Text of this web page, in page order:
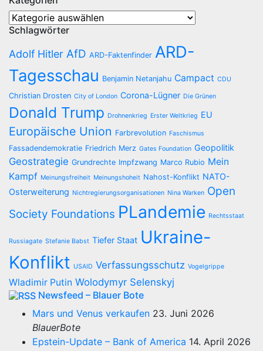
Kategorien
Schlagwörter
Adolf Hitler AfD ARD-Faktenfinder ARD-
Tagesschau Benjamin Netanjahu Campact CDU
Christian Drosten City of London Corona-Lügner Die Grünen
Donald Trump Drohnenkrieg Erster Weltkrieg EU
Europäische Union Farbrevolution Faschismus
Fassadendemokratie Friedrich Merz Gates Foundation Geopolitik
Geostrategie Grundrechte Impfzwang Marco Rubio Mein
Kampf Meinungsfreiheit Meinungshoheit Nahost-Konflikt NATO-
Osterweiterung Nichtregierungsorganisationen Nina Warken Open
Society Foundations PLandemie Rechtsstaat
Russiagate Stefanie Babst Tiefer Staat Ukraine-
Konflikt USAID Verfassungsschutz Vogelgrippe
Wladimir Putin Wolodymyr Selenskyj
Newsfeed – Blauer Bote
Mars und Venus verkaufen 23. Juni 2026
BlauerBote
Epstein-Update – Bank of America 14. April 2026